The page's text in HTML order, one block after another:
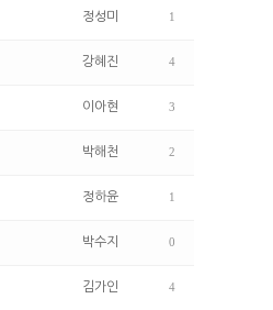
정성미 1
강혜진 4
이아현 3
박해천 2
정하윤 1
박수지 0
김가인 4